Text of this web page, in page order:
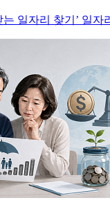
는 일자리 찾기’ 일자